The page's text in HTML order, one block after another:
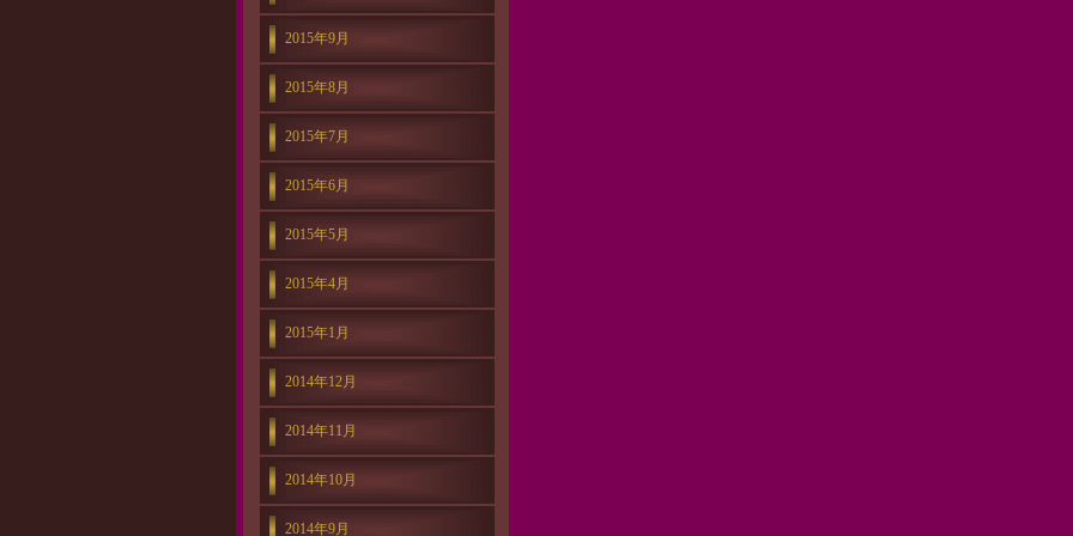
2015年9月
2015年8月
2015年7月
2015年6月
2015年5月
2015年4月
2015年1月
2014年12月
2014年11月
2014年10月
2014年9月